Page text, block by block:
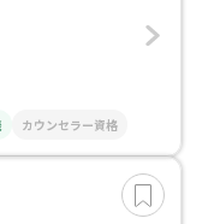
カウンセラー資格